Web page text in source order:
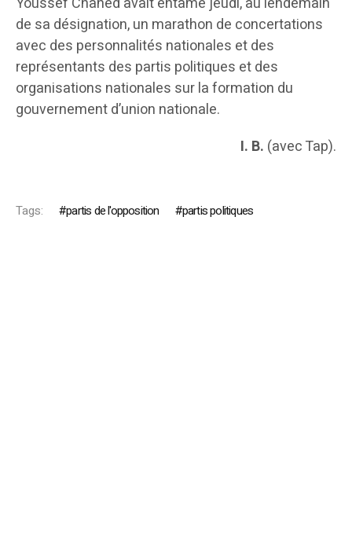
de sa désignation, un marathon de concertations
avec des personnalités nationales et des
représentants des partis politiques et des
organisations nationales sur la formation du
gouvernement d’union nationale.
I. B. (avec Tap).
Tags: partis de l'opposition partis politiques